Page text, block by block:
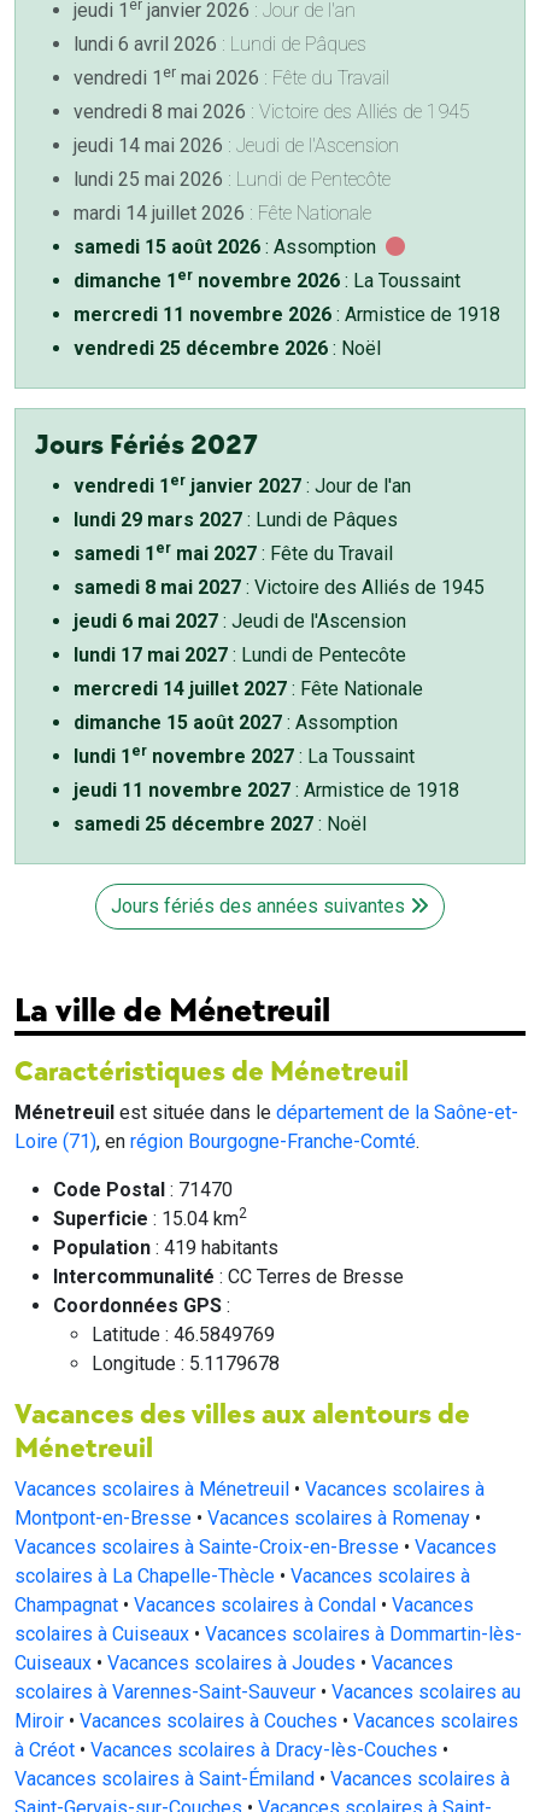
jeudi 1 er janvier 2026 : Jour de l'an
lundi 6 avril 2026 : Lundi de Pâques
vendredi 1 er mai 2026 : Fête du Travail
vendredi 8 mai 2026 : Victoire des Alliés de 1945
jeudi 14 mai 2026 : Jeudi de l'Ascension
lundi 25 mai 2026 : Lundi de Pentecôte
mardi 14 juillet 2026 : Fête Nationale
samedi 15 août 2026 : Assomption
dimanche 1 er novembre 2026 : La Toussaint
mercredi 11 novembre 2026 : Armistice de 1918
vendredi 25 décembre 2026 : Noël
Jours Fériés 2027
vendredi 1 er janvier 2027 : Jour de l'an
lundi 29 mars 2027 : Lundi de Pâques
samedi 1 er mai 2027 : Fête du Travail
samedi 8 mai 2027 : Victoire des Alliés de 1945
jeudi 6 mai 2027 : Jeudi de l'Ascension
lundi 17 mai 2027 : Lundi de Pentecôte
mercredi 14 juillet 2027 : Fête Nationale
dimanche 15 août 2027 : Assomption
lundi 1 er novembre 2027 : La Toussaint
jeudi 11 novembre 2027 : Armistice de 1918
samedi 25 décembre 2027 : Noël
Jours fériés des années suivantes
La ville de Ménetreuil
Caractéristiques de Ménetreuil
Ménetreuil est située dans le département de la Saône-et-
Loire (71), en région Bourgogne-Franche-Comté.
Code Postal : 71470
Superficie : 15.04 km2
Population : 419 habitants
Intercommunalité : CC Terres de Bresse
Coordonnées GPS :
Latitude : 46.5849769
Longitude : 5.1179678
Vacances des villes aux alentours de
Ménetreuil
Vacances scolaires à Ménetreuil • Vacances scolaires à
Montpont-en-Bresse • Vacances scolaires à Romenay •
Vacances scolaires à Sainte-Croix-en-Bresse • Vacances
scolaires à La Chapelle-Thècle • Vacances scolaires à
Champagnat • Vacances scolaires à Condal • Vacances
scolaires à Cuiseaux • Vacances scolaires à Dommartin-lès-
Cuiseaux • Vacances scolaires à Joudes • Vacances
scolaires à Varennes-Saint-Sauveur • Vacances scolaires au
Miroir • Vacances scolaires à Couches • Vacances scolaires
à Créot • Vacances scolaires à Dracy-lès-Couches •
Vacances scolaires à Saint-Émiland • Vacances scolaires à